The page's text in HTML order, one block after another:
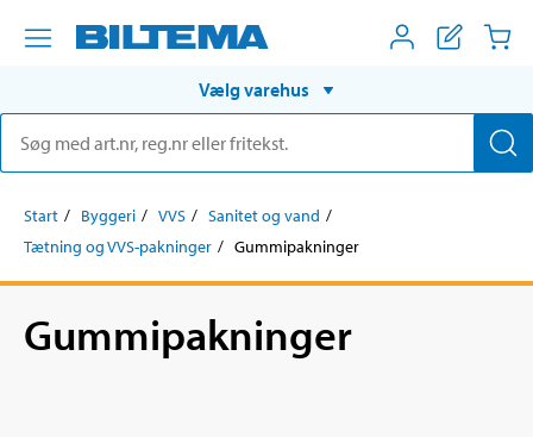
Vælg varehus
Start Byggeri VVS
Sanitet og vand
Tætning og VVS-pakninger
Gummipakninger
Gummipakninger